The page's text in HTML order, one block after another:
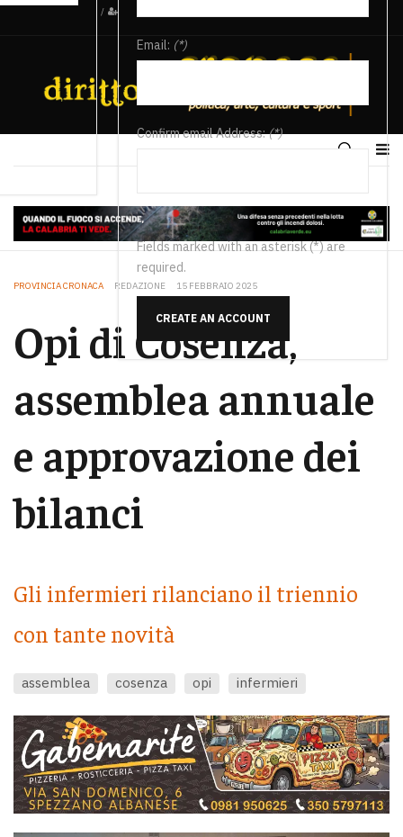
/
Email: (*)
Confirm email Address:(*)
Fields marked with an asterisk (*) are
required.
CREATE AN ACCOUNT
PROVINCIA CRONACA REDAZIONE 15 FEBBRAIO 2025
Opi di Cosenza,
assemblea annuale
e approvazione dei
bilanci
Gli infermieri rilanciano il triennio
con tante novità
assemblea cosenza opi infermieri